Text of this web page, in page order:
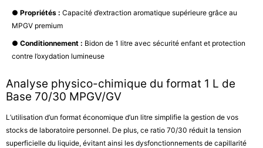
● Propriétés : Capacité d’extraction aromatique supérieure grâce au
MPGV premium
● Conditionnement : Bidon de 1 litre avec sécurité enfant et protection
contre l’oxydation lumineuse
Analyse physico-chimique du format 1 L de
Base 70/30 MPGV/GV
L’utilisation d’un format économique d’un litre simplifie la gestion de vos
stocks de laboratoire personnel. De plus, ce ratio 70/30 réduit la tension
superficielle du liquide, évitant ainsi les dysfonctionnements de capillarité